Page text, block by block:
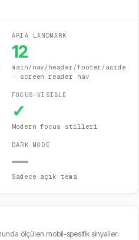
ARIA LANDMARK
12
main/nav/header/footer/aside
· screen reader nav
FOCUS-VISIBLE
✓
Modern focus stilleri
DARK MODE
—
Sadece açık tema
ölçülen mobil-spesifik sinyaller: